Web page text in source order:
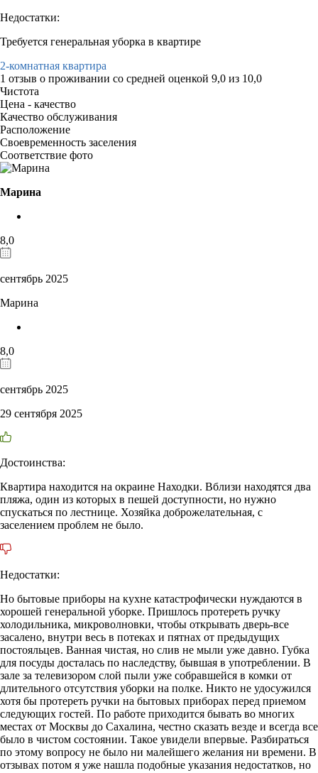
Недостатки:
Требуется генеральная уборка в квартире
2-комнатная квартира
1 отзыв о проживании со средней оценкой 9,0 из 10,0
Чистота
Цена - качество
Качество обслуживания
Расположение
Своевременность заселения
Соответствие фото
Марина
8,0
сентябрь 2025
Марина
8,0
сентябрь 2025
29 сентября 2025
Достоинства:
Квартира находится на окраине Находки. Вблизи находятся два
пляжа, один из которых в пешей доступности, но нужно
спускаться по лестнице. Хозяйка доброжелательная, с
заселением проблем не было.
Недостатки:
Но бытовые приборы на кухне катастрофически нуждаются в
хорошей генеральной уборке. Пришлось протереть ручку
холодильника, микроволновки, чтобы открывать дверь-все
засалено, внутри весь в потеках и пятнах от предыдущих
постояльцев. Ванная чистая, но слив не мыли уже давно. Губка
для посуды досталась по наследству, бывшая в употреблении. В
зале за телевизором слой пыли уже собравшейся в комки от
длительного отсутствия уборки на полке. Никто не удосужился
хотя бы протереть ручки на бытовых приборах перед приемом
следующих гостей. По работе приходится бывать во многих
местах от Москвы до Сахалина, честно сказать везде и всегда все
было в чистом состоянии. Такое увидели впервые. Разбираться
по этому вопросу не было ни малейшего желания ни времени. В
отзывах потом я уже нашла подобные указания недостатков, но